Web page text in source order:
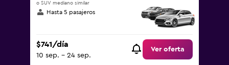
o SUV mediano similar
Hasta 5 pasajeros
$741/día
10 sep. - 24 sep.
Ver oferta